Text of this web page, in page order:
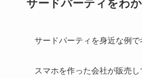
サードパーティを身近な例
スマホを作った会社が販売